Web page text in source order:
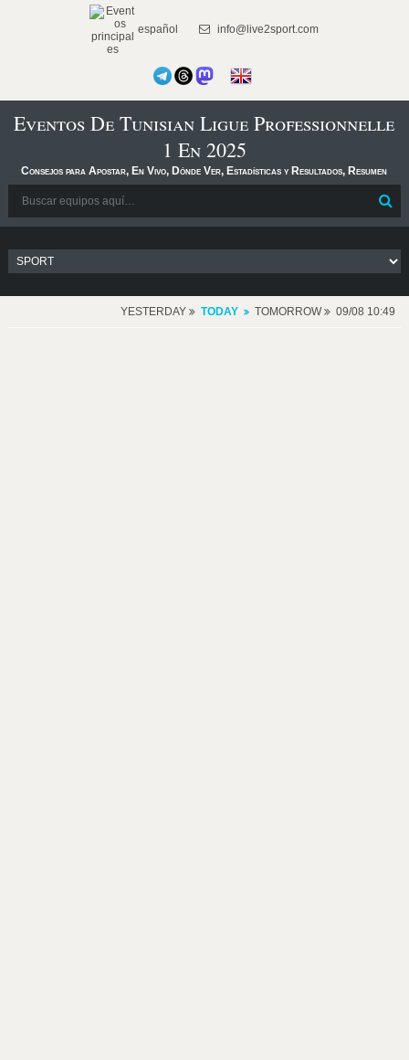
español info@live2sport.com
Eventos De Tunisian Ligue Professionnelle
1 En 2025
Consejos para Apostar, En Vivo, Dónde Ver, Estadísticas y Resultados, Resumen
YESTERDAY TODAY TOMORROW 09/08 10:49